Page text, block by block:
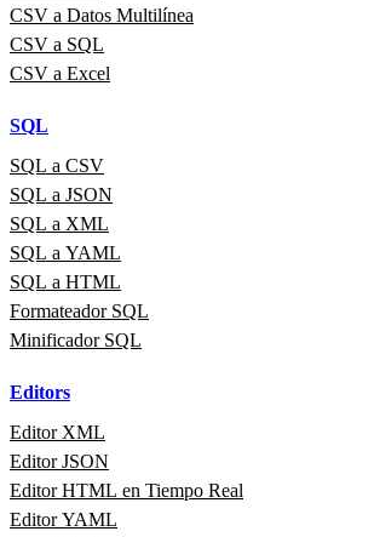
CSV a Datos Multilínea
CSV a SQL
CSV a Excel
SQL
SQL a CSV
SQL a JSON
SQL a XML
SQL a YAML
SQL a HTML
Formateador SQL
Minificador SQL
Editors
Editor XML
Editor JSON
Editor HTML en Tiempo Real
Editor YAML